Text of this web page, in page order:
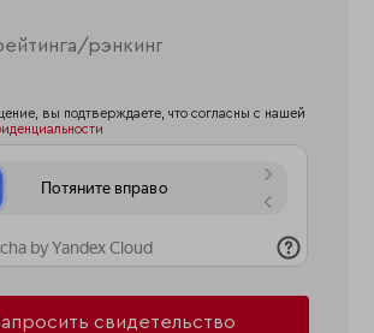
вы подтверждаете, что согласны с нашей
свидетельство